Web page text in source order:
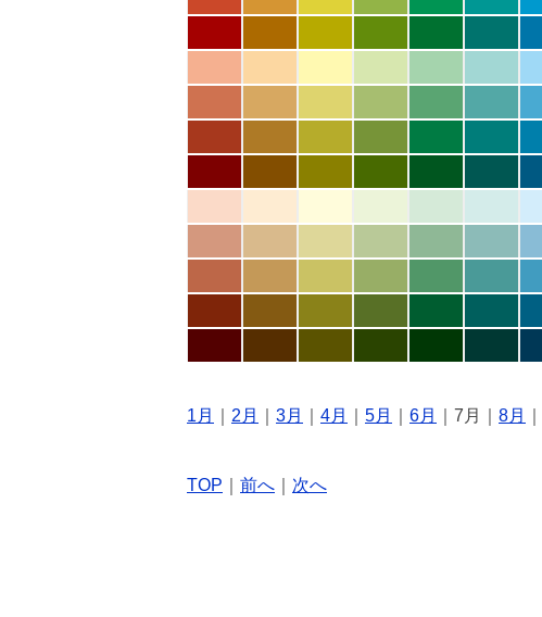
1月 2月 3月 4月 5月 6月 ｜7月｜ 8月
TOP 前へ 次へ